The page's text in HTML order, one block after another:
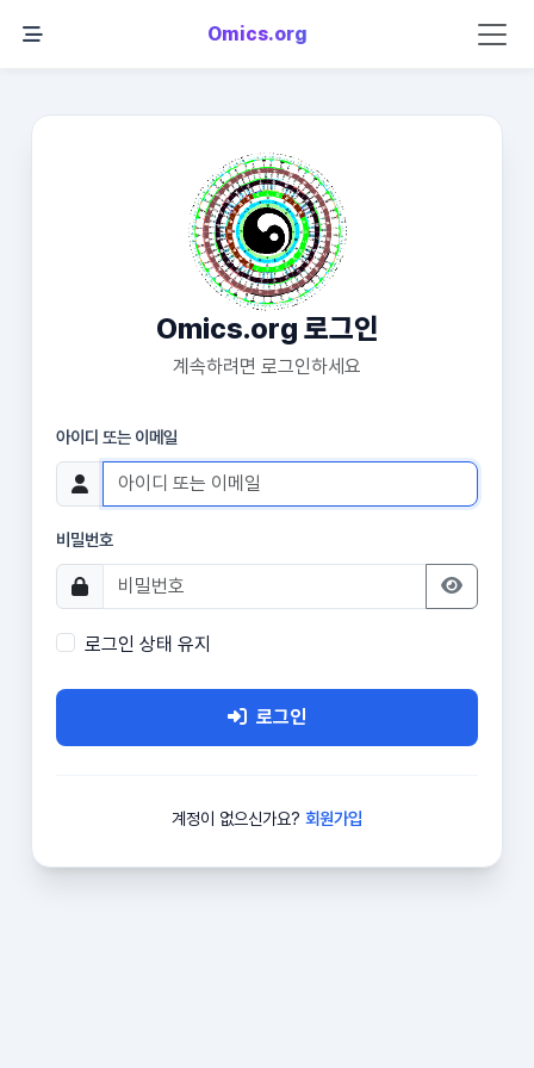
Omics.org
Omics.org 로그인
계속하려면 로그인하세요
아이디 또는 이메일
비밀번호
로그인 상태 유지
로그인
계정이 없으신가요? 회원가입